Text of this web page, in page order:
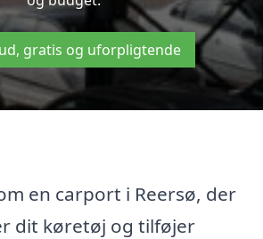
gratis og uforpligtende
en carport i Reersø, der
dit køretøj og tilføjer